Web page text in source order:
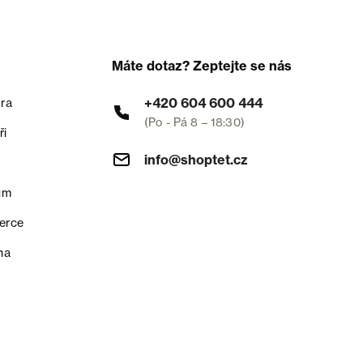
Máte dotaz? Zeptejte se nás
+420 604 600 444
(Po - Pá 8 – 18:30)
info@shoptet.cz